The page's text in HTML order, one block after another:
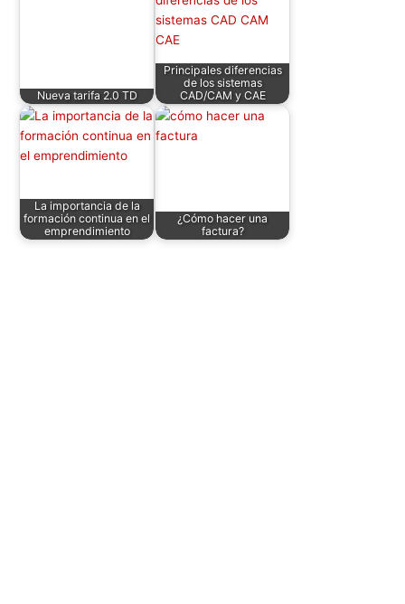
Nueva tarifa 2.0 TD
Principales diferencias
de los sistemas
CAD/CAM y CAE
La importancia de la
formación continua en el
emprendimiento
¿Cómo hacer una
factura?